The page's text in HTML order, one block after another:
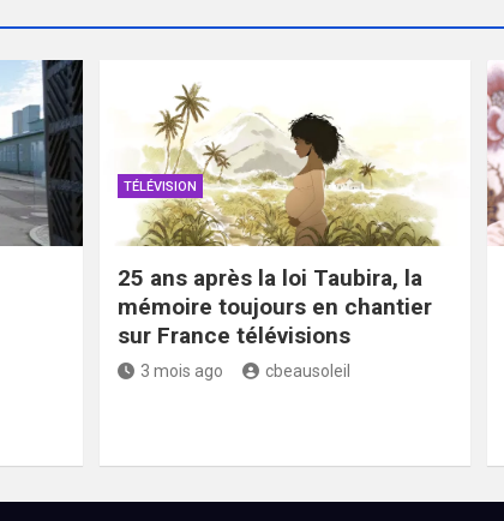
TÉLÉVISION
25 ans après la loi Taubira, la
mémoire toujours en chantier
sur France télévisions
3 mois ago cbeausoleil